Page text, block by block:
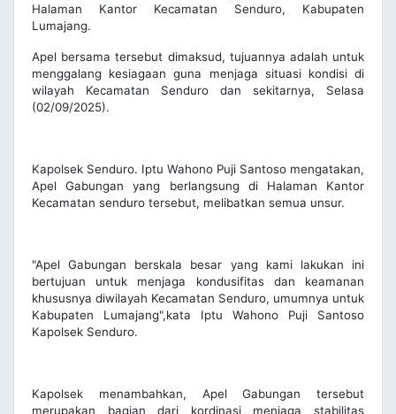
Halaman Kantor Kecamatan Senduro, Kabupaten
Lumajang.
Apel bersama tersebut dimaksud, tujuannya adalah untuk
menggalang kesiagaan guna menjaga situasi kondisi di
wilayah Kecamatan Senduro dan sekitarnya, Selasa
(02/09/2025).
Kapolsek Senduro. Iptu Wahono Puji Santoso mengatakan,
Apel Gabungan yang berlangsung di Halaman Kantor
Kecamatan senduro tersebut, melibatkan semua unsur.
"Apel Gabungan berskala besar yang kami lakukan ini
bertujuan untuk menjaga kondusifitas dan keamanan
khususnya diwilayah Kecamatan Senduro, umumnya untuk
Kabupaten Lumajang",kata Iptu Wahono Puji Santoso
Kapolsek Senduro.
Kapolsek menambahkan, Apel Gabungan tersebut
merupakan bagian dari kordinasi menjaga stabilitas